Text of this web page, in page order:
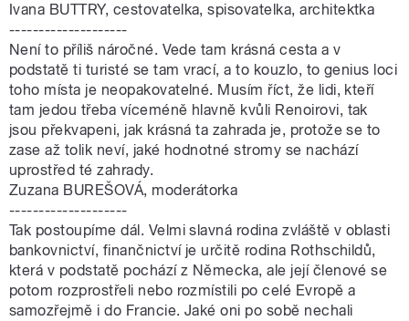
Ivana BUTTRY, cestovatelka, spisovatelka, architektka
--------------------
Není to příliš náročné. Vede tam krásná cesta a v
podstatě ti turisté se tam vrací, a to kouzlo, to genius loci
toho místa je neopakovatelné. Musím říct, že lidi, kteří
tam jedou třeba víceméně hlavně kvůli Renoirovi, tak
jsou překvapeni, jak krásná ta zahrada je, protože se to
zase až tolik neví, jaké hodnotné stromy se nachází
uprostřed té zahrady.
Zuzana BUREŠOVÁ, moderátorka
--------------------
Tak postoupíme dál. Velmi slavná rodina zvláště v oblasti
bankovnictví, finančnictví je určitě rodina Rothschildů,
která v podstatě pochází z Německa, ale její členové se
potom rozprostřeli nebo rozmístili po celé Evropě a
samozřejmě i do Francie. Jaké oni po sobě nechali